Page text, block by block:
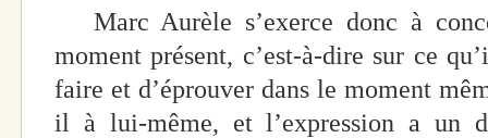
Marc Aurèle s’exerce donc à
moment présent, c’est-à-dire sur ce
faire et d’éprouver dans le moment
il à lui-même, et l’expression a un